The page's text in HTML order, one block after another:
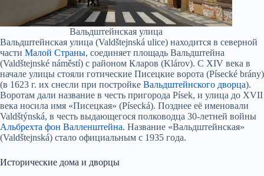
Вальдштейнская улица
Вальдштейнская улица (Valdštejnská ulice) находится в северной
части Малой Страны, соединяет площадь Вальдштейна
(Valdštejnské náměstí) с районом Кларов (Klárov). С XIV века в
начале улицы стояли готические Писецкие ворота (Písecké brány)
(в 1623 г. их снесли при постройке Вальдштейнского дворца).
Воротам дали название в честь пригорода Písek, и улица до XVII
века носила имя «Писецкая» (Písecká). Позднее её именовали
Valdštýnská, в честь выдающегося полководца 30-летней войны
Альбрехта фон Валленштейна. Название «Вальдштейнская»
(Valdštejnská) стало официальным с 1935 года.
Исторические дома и дворцы